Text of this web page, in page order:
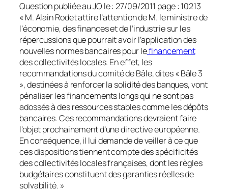
Question publiée au JO le : 27/09/2011 page : 10213
« M. Alain Rodet attire l’attention de M. le ministre de
l’économie, des finances et de l’industrie sur les
répercussions que pourrait avoir l’application des
nouvelles normes bancaires pour lefinancement
des collectivités locales. En effet, les
recommandations du comité de Bâle, dites « Bâle 3
», destinées à renforcer la solidité des banques, vont
pénaliser les financements longs qui ne sont pas
adossés à des ressources stables comme les dépôts
bancaires. Ces recommandations devraient faire
l’objet prochainement d’une directive européenne.
En conséquence, il lui demande de veiller à ce que
ces dispositions tiennent compte des spécificités
des collectivités locales françaises, dont les règles
budgétaires constituent des garanties réelles de
solvabilité. »